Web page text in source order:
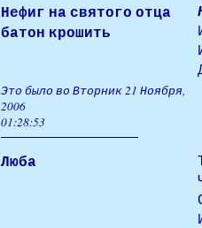
Нефиг на святого отца
батон крошить
Это было во Вторник 21 Ноября,
2006
01:28:53
Люба